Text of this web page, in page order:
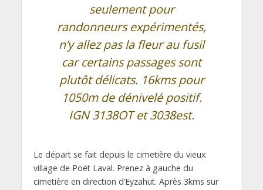
seulement pour
randonneurs expérimentés,
n’y allez pas la fleur au fusil
car certains passages sont
plutôt délicats. 16kms pour
1050m de dénivelé positif.
IGN 3138OT et 3038est.
Le départ se fait depuis le cimetière du vieux
village de Poët Laval. Prenez à gauche du
cimetière en direction d’Eyzahut. Après 3kms sur